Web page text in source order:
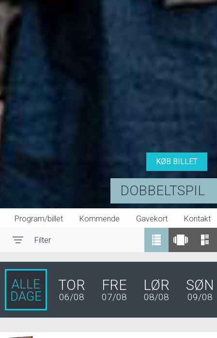
DOBBELTSPIL
KØB BILLET
Program/billet Kommende Gavekort Kontakt
Filter
ALLE
DAGE
TOR
06/08
FRE
07/08
LØR
08/08
SØN
09/08